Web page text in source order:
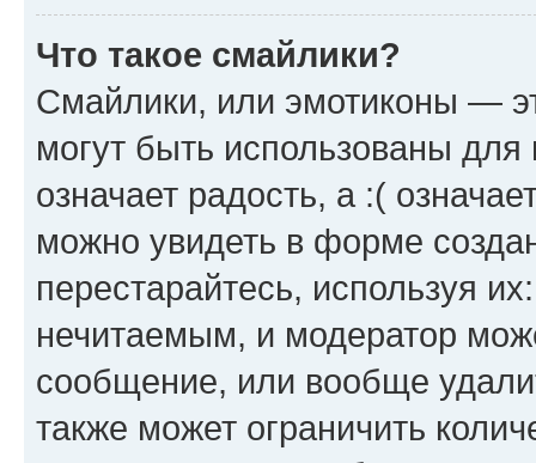
Что такое смайлики?
Смайлики, или эмотиконы —
могут быть использованы
означает радость, а :(
можно увидеть в форме
перестарайтесь, используя
нечитаемым, и модератор
сообщение, или вообще
также может ограничить